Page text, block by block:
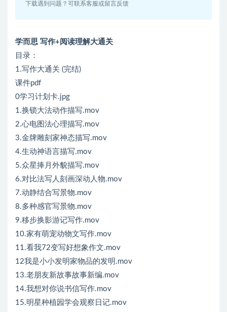
下载遇到问题？可联系客服或留言反馈
学而思 写作+阅读理解大通关
目录：
1.写作大通关 (完结)
课件pdf
0学习计划卡.jpg
1.换锁大法动作描写.mov
2.心电图法心理描写.mov
3.金牌雕刻家神态描写.mov
4.生动神语言描写.mov
5.众星捧月外貌描写.mov
6.对比法写人刻画深动人物.mov
7.动静结合写景物.mov
8.多种感官写景物.mov
9.移步换影游记写作.mov
10.家有萌宠动物文写作.mov
11.看我72变写好想象作文.mov
12我是小小发明家物品的发明.mov
13.老朋友新故事故事新编.mov
14.我想对你说书信写作.mov
15.明星种植园学会观察日记.mov